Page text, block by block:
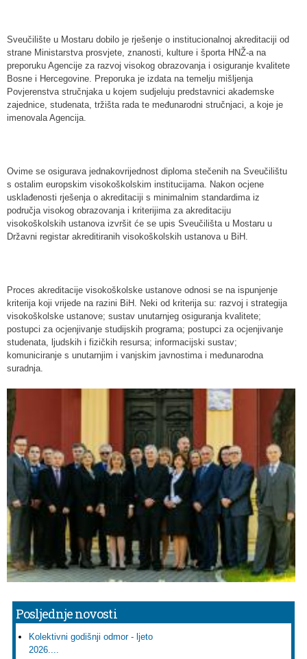
Sveučilište u Mostaru dobilo je rješenje o institucionalnoj akreditaciji od
strane Ministarstva prosvjete, znanosti, kulture i športa HNŽ-a na
preporuku Agencije za razvoj visokog obrazovanja i osiguranje kvalitete
Bosne i Hercegovine. Preporuka je izdata na temelju mišljenja
Povjerenstva stručnjaka u kojem sudjeluju predstavnici akademske
zajednice, studenata, tržišta rada te međunarodni stručnjaci, a koje je
imenovala Agencija.
Ovime se osigurava jednakovrijednost diploma stečenih na Sveučilištu
s ostalim europskim visokoškolskim institucijama. Nakon ocjene
usklađenosti rješenja o akreditaciji s minimalnim standardima iz
područja visokog obrazovanja i kriterijima za akreditaciju
visokoškolskih ustanova izvršit će se upis Sveučilišta u Mostaru u
Državni registar akreditiranih visokoškolskih ustanova u BiH.
Proces akreditacije visokoškolske ustanove odnosi se na ispunjenje
kriterija koji vrijede na razini BiH. Neki od kriterija su: razvoj i strategija
visokoškolske ustanove; sustav unutarnjeg osiguranja kvalitete;
postupci za ocjenjivanje studijskih programa; postupci za ocjenjivanje
studenata, ljudskih i fizičkih resursa; informacijski sustav;
komuniciranje s unutarnjim i vanjskim javnostima i međunarodna
suradnja.
Posljednje novosti
Kolektivni godišnji odmor - ljeto
2026....